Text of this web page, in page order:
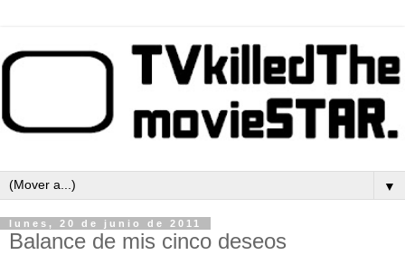
▼
lunes, 20 de junio de 2011
Balance de mis cinco deseos